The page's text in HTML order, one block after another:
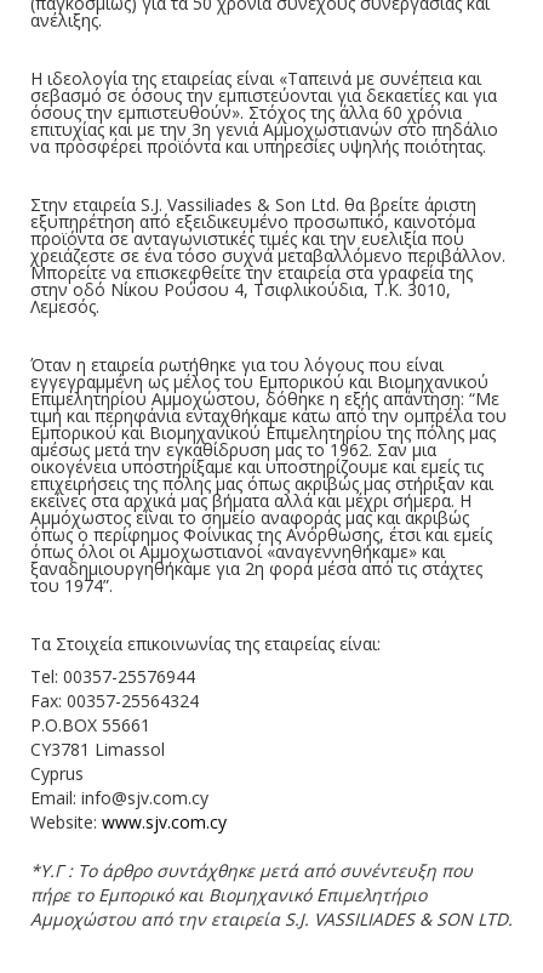
ανέλιξης.
Η ιδεολογία της εταιρείας είναι «Ταπεινά με συνέπεια και
σεβασμό σε όσους την εμπιστεύονται για δεκαετίες και για
όσους την εμπιστευθούν». Στόχος της άλλα 60 χρόνια
επιτυχίας και με την 3η γενιά Αμμοχωστιανών στο πηδάλιο
να προσφέρει προϊόντα και υπηρεσίες υψηλής ποιότητας.
Στην εταιρεία S.J. Vassiliades & Son Ltd. θα βρείτε άριστη
εξυπηρέτηση από εξειδικευμένο προσωπικό, καινοτόμα
προϊόντα σε ανταγωνιστικές τιμές και την ευελιξία που
χρειάζεστε σε ένα τόσο συχνά μεταβαλλόμενο περιβάλλον.
Μπορείτε να επισκεφθείτε την εταιρεία στα γραφεία της
στην οδό Νίκου Ρούσου 4, Τσιφλικούδια, Τ.Κ. 3010,
Λεμεσός.
Όταν η εταιρεία ρωτήθηκε για του λόγους που είναι
εγγεγραμμένη ως μέλος του Εμπορικού και Βιομηχανικού
Επιμελητηρίου Αμμοχώστου, δόθηκε η εξής απάντηση: “Με
τιμή και περηφάνια ενταχθήκαμε κάτω από την ομπρέλα του
Εμπορικού και Βιομηχανικού Επιμελητηρίου της πόλης μας
αμέσως μετά την εγκαθίδρυση μας το 1962. Σαν μια
οικογένεια υποστηρίξαμε και υποστηρίζουμε και εμείς τις
επιχειρήσεις της πόλης μας όπως ακριβώς μας στήριξαν και
εκείνες στα αρχικά μας βήματα αλλά και μέχρι σήμερα. Η
Αμμόχωστος είναι το σημείο αναφοράς μας και ακριβώς
όπως ο περίφημος Φοίνικας της Ανόρθωσης, έτσι και εμείς
όπως όλοι οι Αμμοχωστιανοί «αναγεννηθήκαμε» και
ξαναδημιουργηθήκαμε για 2η φορά μέσα από τις στάχτες
του 1974”.
Τα Στοιχεία επικοινωνίας της εταιρείας είναι:
Tel: 00357-25576944
Fax: 00357-25564324
P.O.BOX 55661
CY3781 Limassol
Cyprus
Email: info@sjv.com.cy
Website: www.sjv.com.cy
*Υ.Γ : Το άρθρο συντάχθηκε μετά από συνέντευξη που
πήρε το Εμπορικό και Βιομηχανικό Επιμελητήριο
Αμμοχώστου από την εταιρεία S.J. VASSILIADES & SON LTD.